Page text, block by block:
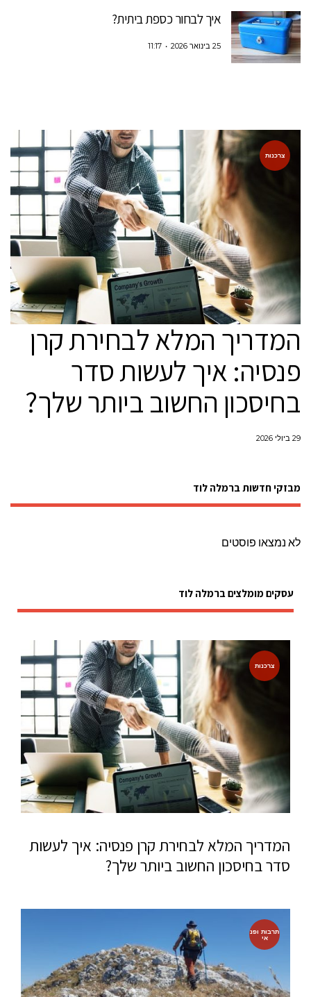
איך לבחור כספת ביתית?
25 בינואר 2026 11:17
צרכנות
המדריך המלא לבחירת קרן
פנסיה: איך לעשות סדר
בחיסכון החשוב ביותר שלך?
29 ביולי 2026
מבזקי חדשות ברמלה לוד
לא נמצאו פוסטים
עסקים מומלצים ברמלה לוד
צרכנות
המדריך המלא לבחירת קרן פנסיה: איך לעשות
סדר בחיסכון החשוב ביותר שלך?
תרבות ופנ
אי